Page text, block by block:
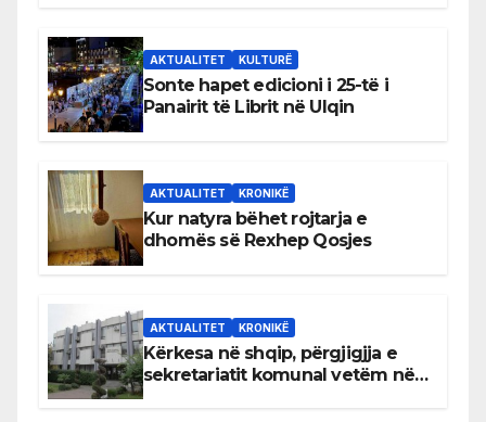
AKTUALITET KULTURË
Sonte hapet edicioni i 25-të i
Panairit të Librit në Ulqin
AKTUALITET KRONIKË
Kur natyra bëhet rojtarja e
dhomës së Rexhep Qosjes
AKTUALITET KRONIKË
Kërkesa në shqip, përgjigjja e
sekretariatit komunal vetëm në